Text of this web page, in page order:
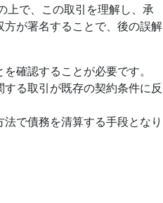
上で、この取引を理解し、承
が署名することで、後の誤解
確認することが必要です。
る取引が既存の契約条件に反
で債務を清算する手段となり